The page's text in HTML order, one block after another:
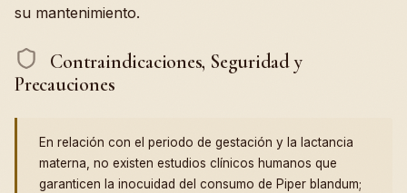
su mantenimiento.
Contraindicaciones, Seguridad y
Precauciones
En relación con el periodo de gestación y la lactancia
materna, no existen estudios clínicos humanos que
garanticen la inocuidad del consumo de Piper blandum;